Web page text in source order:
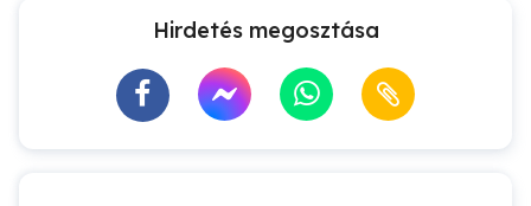
Hirdetés megosztása